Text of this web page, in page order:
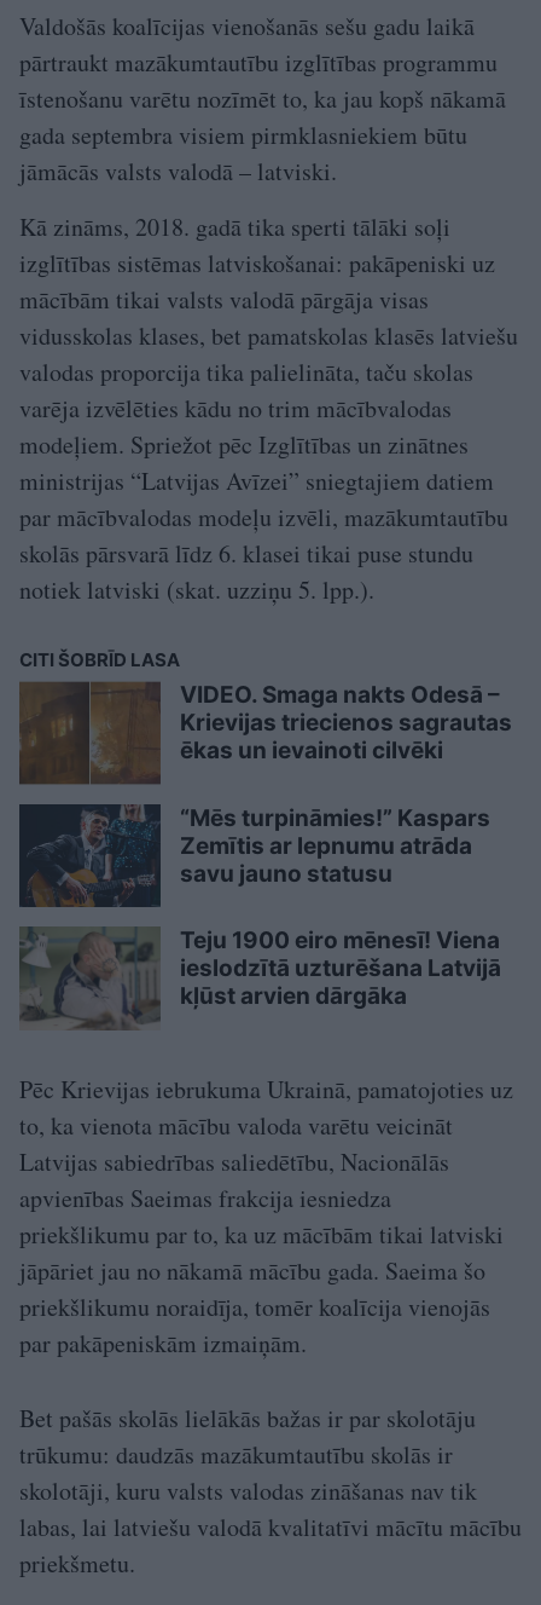
Valdošās koalīcijas vienošanās sešu gadu laikā
pārtraukt mazākumtautību izglītības programmu
īstenošanu varētu nozīmēt to, ka jau kopš nākamā
gada septembra visiem pirmklasniekiem būtu
jāmācās valsts valodā – latviski.
Kā zināms, 2018. gadā tika sperti tālāki soļi
izglītības sistēmas latviskošanai: pakāpeniski uz
mācībām tikai valsts valodā pārgāja visas
vidusskolas klases, bet pamatskolas klasēs latviešu
valodas proporcija tika palielināta, taču skolas
varēja izvēlēties kādu no trim mācībvalodas
modeļiem. Spriežot pēc Izglītības un zinātnes
ministrijas “Latvijas Avīzei” sniegtajiem datiem
par mācībvalodas modeļu izvēli, mazākumtautību
skolās pārsvarā līdz 6. klasei tikai puse stundu
notiek latviski (skat. uzziņu 5. lpp.).
CITI ŠOBRĪD LASA
VIDEO. Smaga nakts Odesā –
Krievijas triecienos sagrautas
ēkas un ievainoti cilvēki
“Mēs turpināmies!” Kaspars
Zemītis ar lepnumu atrāda
savu jauno statusu
Teju 1900 eiro mēnesī! Viena
ieslodzītā uzturēšana Latvijā
kļūst arvien dārgāka
Pēc Krievijas iebrukuma Ukrainā, pamatojoties uz
to, ka vienota mācību valoda varētu veicināt
Latvijas sabiedrības saliedētību, Nacionālās
apvienības Saeimas frakcija iesniedza
priekšlikumu par to, ka uz mācībām tikai latviski
jāpāriet jau no nākamā mācību gada. Saeima šo
priekšlikumu noraidīja, tomēr koalīcija vienojās
par pakāpeniskām izmaiņām.
Bet pašās skolās lielākās bažas ir par skolotāju
trūkumu: daudzās mazākumtautību skolās ir
skolotāji, kuru valsts valodas zināšanas nav tik
labas, lai latviešu valodā kvalitatīvi mācītu mācību
priekšmetu.